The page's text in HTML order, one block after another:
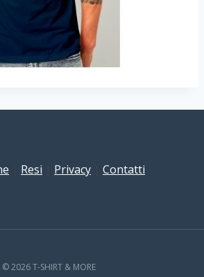
Resi Privacy Contatti
© 2026 T-SHIRT & MORE